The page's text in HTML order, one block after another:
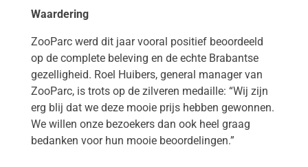
Waardering
ZooParc werd dit jaar vooral positief beoordeeld
op de complete beleving en de echte Brabantse
gezelligheid. Roel Huibers, general manager van
ZooParc, is trots op de zilveren medaille: “Wij zijn
erg blij dat we deze mooie prijs hebben gewonnen.
We willen onze bezoekers dan ook heel graag
bedanken voor hun mooie beoordelingen.”